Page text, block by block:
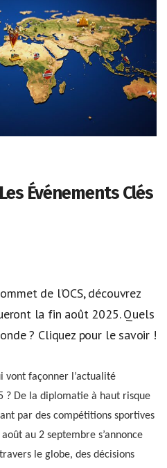
Événements Clés
de l’OCS, découvrez
la fin août 2025. Quels
? Cliquez pour le savoir !
vont façonner l’actualité
? De la diplomatie à haut risque
par des compétitions sportives
au 2 septembre s’annonce
le globe, des décisions